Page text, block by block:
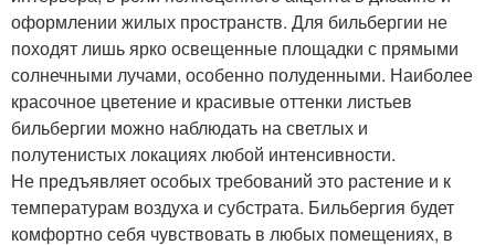
оформлении жилых пространств. Для бильбергии не
походят лишь ярко освещенные площадки с прямыми
солнечными лучами, особенно полуденными. Наиболее
красочное цветение и красивые оттенки листьев
бильбергии можно наблюдать на светлых и
полутенистых локациях любой интенсивности.
Не предъявляет особых требований это растение и к
температурам воздуха и субстрата. Бильбергия будет
комфортно себя чувствовать в любых помещениях, в